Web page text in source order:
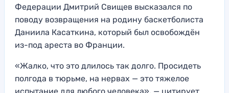
Федерации Дмитрий Свищев высказался по
поводу возвращения на родину баскетболиста
Даниила Касаткина, который был освобождён
из-под ареста во Франции.
«Жалко, что это длилось так долго. Просидеть
полгода в тюрьме, на нервах — это тяжелое